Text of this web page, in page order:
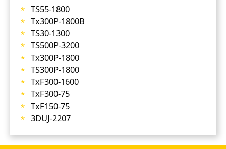
TS55-1800
Tx300P-1800B
TS30-1300
TS500P-3200
Tx300P-1800
TS300P-1800
TxF300-1600
TxF300-75
TxF150-75
3DUJ-2207